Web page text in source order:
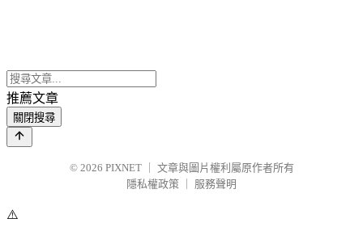
推薦文章
關閉搜尋
© 2026 PIXNET
文章與圖片權利屬原作者所有
隱私權政策
服務聲明
⚠️